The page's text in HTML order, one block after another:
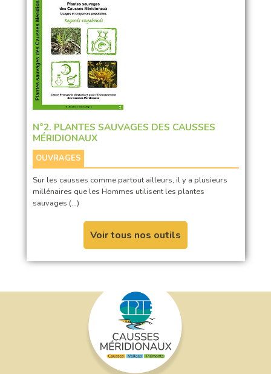
N°2. PLANTES SAUVAGES DES CAUSSES
MÉRIDIONAUX
OUVRAGES
Sur les causses comme partout ailleurs, il y a plusieurs
millénaires que les Hommes utilisent les plantes
sauvages (…)
Voir tous nos outils